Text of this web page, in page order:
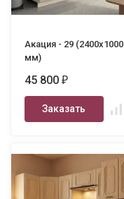
Акация - 29 (2400х1000
мм)
45 800₽
Заказать